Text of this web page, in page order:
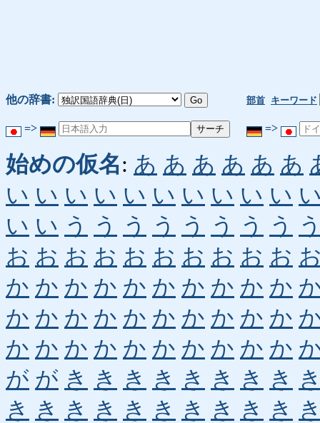
他の辞書: 部首 キーワード
=> =>
始めの仮名: あ あ あ あ あ あ
い い い い い い い い い い
い い う う う う う う う う
お お お お お お お お お お
か か か か か か か か か か
か か か か か か か か か か
か か か か か か か か か か
が が き き き き き き き き
き き き き き き き き き き